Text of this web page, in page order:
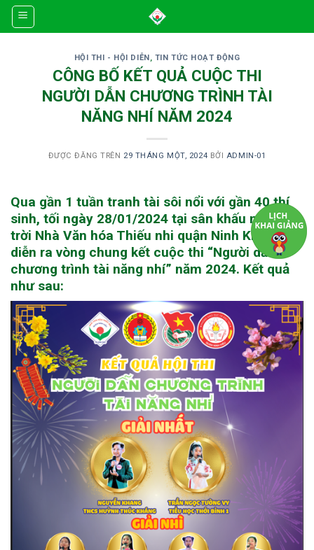
Skip
HỘI THI - HỘI DIỄN, TIN TỨC HOẠT ĐỘNG
CÔNG BỐ KẾT QUẢ CUỘC THI
NGƯỜI DẪN CHƯƠNG TRÌNH TÀI
NĂNG NHÍ NĂM 2024
ĐƯỢC ĐĂNG TRÊN 29 THÁNG MỘT, 2024 BỞI ADMIN-01
Qua gần 1 tuần tranh tài sôi nổi với gần 40 thí
sinh, tối ngày 28/01/2024 tại sân khấu ngoài
trời Nhà Văn hóa Thiếu nhi quận Ninh Kiều đã
diễn ra vòng chung kết cuộc thi “Người dẫn
chương trình tài năng nhí” năm 2024. Kết quả
như sau: